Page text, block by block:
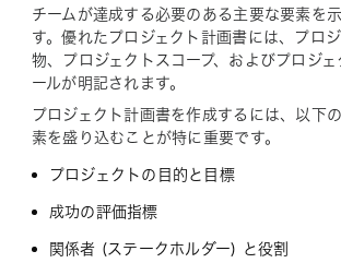
チームが達成する必要のある主要な要素を
す。優れたプロジェクト計画書には、プロ
物、プロジェクトスコープ、およびプロジェ
ールが明記されます。
プロジェクト計画書を作成するには、以下
素を盛り込むことが特に重要です。
プロジェクトの目的と目標
成功の評価指標
関係者 (ステークホルダー) と役割